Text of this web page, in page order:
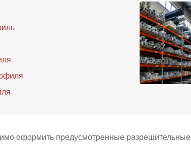
оформить предусмотренные разрешительные